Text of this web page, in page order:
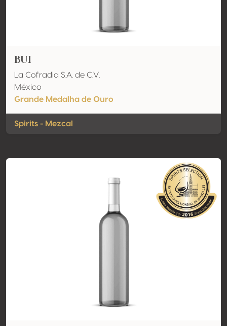
BUI
La Cofradia S.A. de C.V.
México
Grande Medalha de Ouro
Spirits - Mezcal